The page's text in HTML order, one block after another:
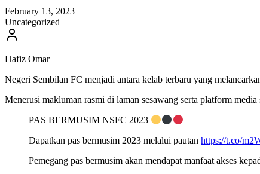
February 13, 2023
Uncategorized
Hafiz Omar
Negeri Sembilan FC menjadi antara kelab terbaru yang
Menerusi makluman rasmi di laman sesawang serta platform
PAS BERMUSIM NSFC 2023
Dapatkan pas bermusim 2023 melalui pautan https://t.co/
Pemegang pas bermusim akan mendapat manfaat akses